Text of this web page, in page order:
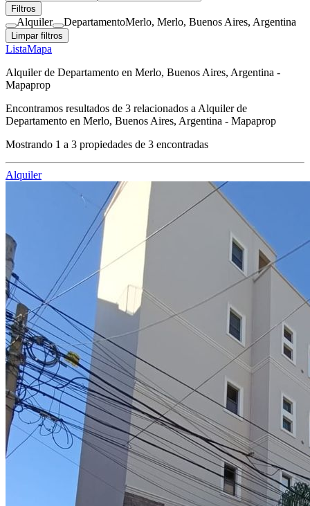
Filtros
Alquiler DepartamentoMerlo, Merlo, Buenos Aires, Argentina
Limpar filtros
ListaMapa
Alquiler de Departamento en Merlo, Buenos Aires, Argentina -
Mapaprop
Encontramos resultados de 3 relacionados a Alquiler de
Departamento en Merlo, Buenos Aires, Argentina - Mapaprop
Mostrando 1 a 3 propiedades de 3 encontradas
Alquiler